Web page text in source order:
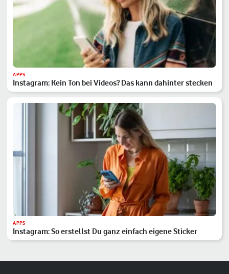
APPS
Instagram: Kein Ton bei Videos? Das kann dahinter stecken
APPS
Instagram: So erstellst Du ganz einfach eigene Sticker